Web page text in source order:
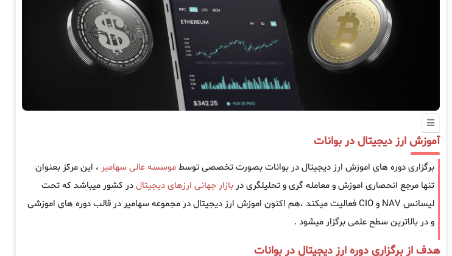
آموزش ارز دیجیتال در بوانات
برگزاری دوره های اموزش ارز دیجیتال در بوانات بصورت تخصصی توسطموسسه عالی سهامیر ، این مرکز بعنوان
تنها مرجع انحصاری اموزش و معامله گری و تحلیلگری در بازار جهانی ارزهای دیجیتالدر کشور میباشد که تحت
لیسانس NAV و CIO فعالیت میکند ،هم اکنون اموزش ارز دیجیتال در مجموعه سهامیر در قالب دوره های اموزشی
و در بالاترین سطح علمی برگزار میشود .
هدف از برگزاری دوره ارز دیجیتال در بوانات